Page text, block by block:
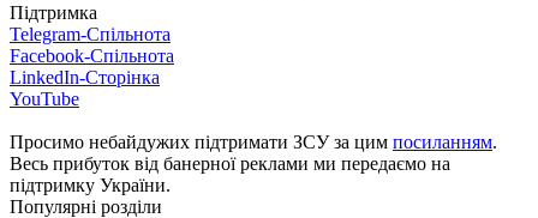
Підтримка
Telegram-Спільнота
Facebook-Спільнота
LinkedIn-Сторінка
YouTube
Просимо небайдужих підтримати ЗСУ за цим посиланням.
Весь прибуток від банерної реклами ми передаємо на
підтримку України.
Популярні розділи